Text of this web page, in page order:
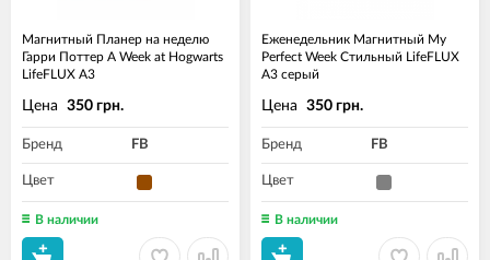
Магнитный Планер на неделю
Гарри Поттер A Week at Hogwarts
LifeFLUX А3
Цена 350 грн.
Бренд FB
Цвет
В наличии
Еженедельник Магнитный My
Perfect Week Стильный LifeFLUX
А3 серый
Цена 350 грн.
Бренд FB
Цвет
В наличии